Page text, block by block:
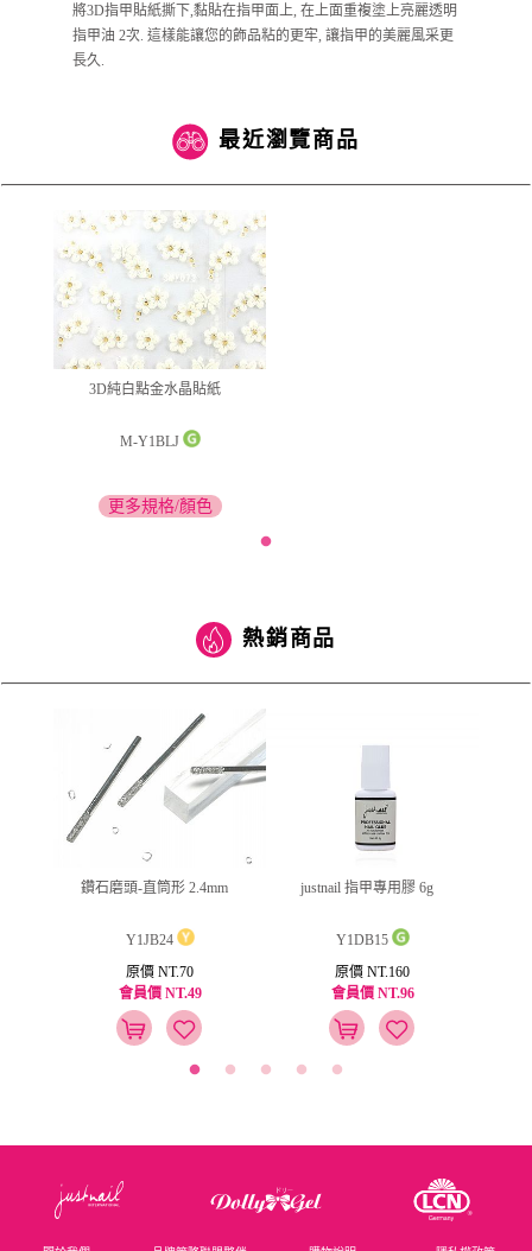
將3D指甲貼紙撕下,黏貼在指甲面上, 在上面重複塗上亮麗透明
指甲油 2次. 這樣能讓您的飾品粘的更牢, 讓指甲的美麗風采更
長久.
最近瀏覽商品
3D純白點金水晶貼紙
M-Y1BLJ
更多規格/顏色
熱銷商品
鑽石磨頭-直筒形 2.4mm
Y1JB24
原價 NT.70
會員價 NT.49
justnail 指甲專用膠 6g
Y1DB15
原價 NT.160
會員價 NT.96